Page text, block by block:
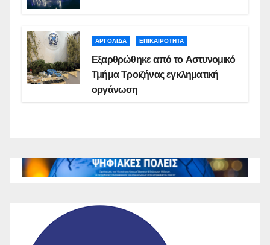
ΑΡΓΟΛΙΔΑ ΕΠΙΚΑΙΡΟΤΗΤΑ
Εξαρθρώθηκε από το Αστυνομικό
Τμήμα Τροιζήνας εγκληματική
οργάνωση